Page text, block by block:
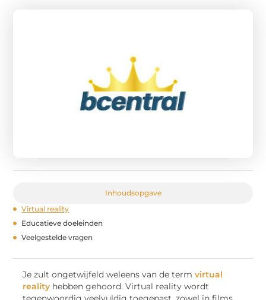
Inhoudsopgave
Virtual reality
Educatieve doeleinden
Veelgestelde vragen
Je zult ongetwijfeld weleens van de termvirtual
reality hebben gehoord. Virtual reality wordt
tegenwoordig veelvuldig toegepast, zowel in films,